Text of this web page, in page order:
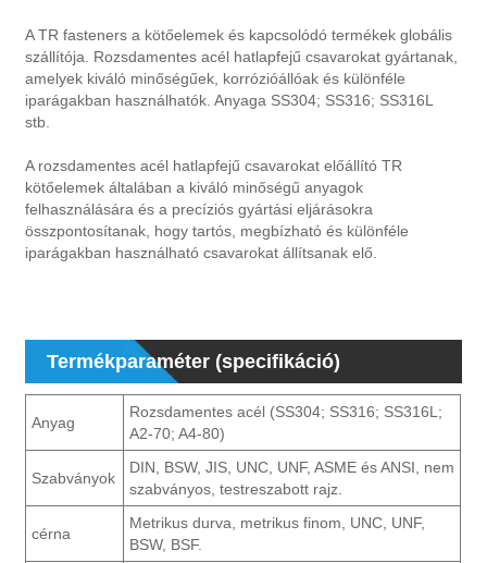
A TR fasteners a kötőelemek és kapcsolódó termékek globális
szállítója. Rozsdamentes acél hatlapfejű csavarokat gyártanak,
amelyek kiváló minőségűek, korrózióállóak és különféle
iparágakban használhatók. Anyaga SS304; SS316; SS316L
stb.
A rozsdamentes acél hatlapfejű csavarokat előállító TR
kötőelemek általában a kiváló minőségű anyagok
felhasználására és a precíziós gyártási eljárásokra
összpontosítanak, hogy tartós, megbízható és különféle
iparágakban használható csavarokat állítsanak elő.
Termékparaméter (specifikáció)
Anyag
Rozsdamentes acél (SS304; SS316; SS316L;
A2-70; A4-80)
Szabványok
DIN, BSW, JIS, UNC, UNF, ASME és ANSI, nem
szabványos, testreszabott rajz.
cérna
Metrikus durva, metrikus finom, UNC, UNF,
BSW, BSF.